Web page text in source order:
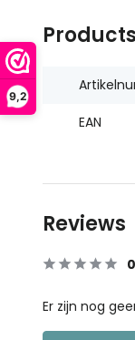
9,2
EAN
Reviews
0
Er zijn nog